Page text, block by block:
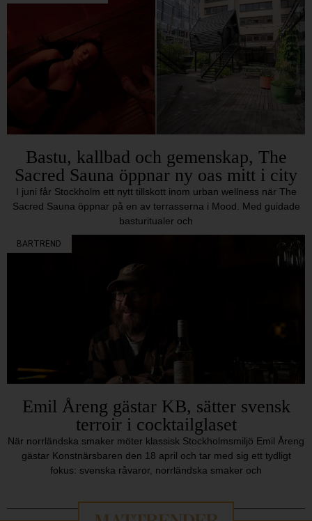
Bastu, kallbad och gemenskap, The
Sacred Sauna öppnar ny oas mitt i city
I juni får Stockholm ett nytt tillskott inom urban wellness när The
Sacred Sauna öppnar på en av terrasserna i Mood. Med guidade
basturitualer och
BARTREND
Emil Åreng gästar KB, sätter svensk
terroir i cocktailglaset
När norrländska smaker möter klassisk Stockholmsmiljö Emil Åreng
gästar Konstnärsbaren den 18 april och tar med sig ett tydligt
fokus: svenska råvaror, norrländska smaker och